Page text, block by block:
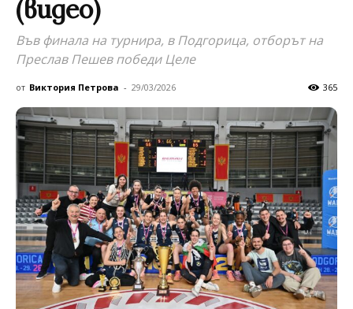
(видео)
Във финала на турнира, в Подгорица, отборът на
Преслав Пешев победи Целе
от Виктория Петрова - 29/03/2026 365